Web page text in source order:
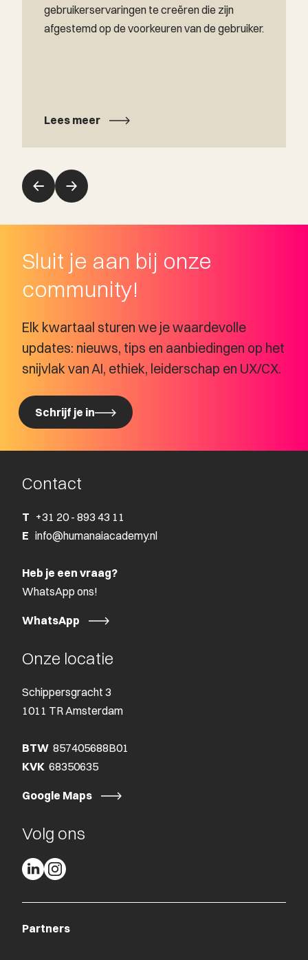
gebruikerservaringen te creëren die zijn
afgestemd op de voorkeuren van de gebruiker.
Lees meer
Sluit je aan bij onze
community!
Elk kwartaal sturen we je waardevolle
updates: nieuws, tips en aanbiedingen op het
snijvlak van AI, ethiek, leiderschap en UX/CX.
Schrijf je in
Contact
T +31 20 - 893 43 11
E info@humanaiacademy.nl
Heb je een vraag?
WhatsApp ons!
WhatsApp
Onze locatie
Schippersgracht 3
1011 TR Amsterdam
BTW 857405688B01
KVK 68350635
Google Maps
Volg ons
Partners